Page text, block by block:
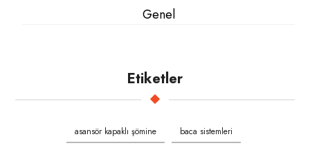
Genel
Etiketler
asansör kapaklı şömine baca sistemleri